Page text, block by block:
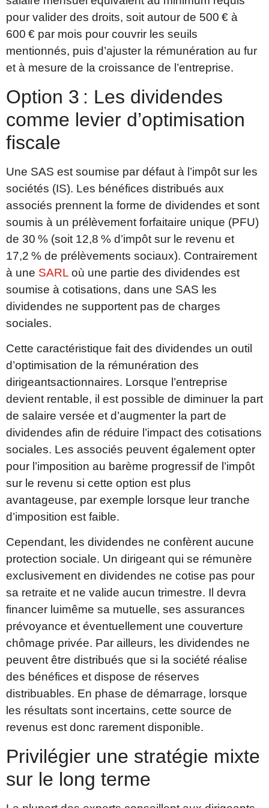
pour valider des droits, soit autour de 500 € à
600 € par mois pour couvrir les seuils
mentionnés, puis d’ajuster la rémunération au fur
et à mesure de la croissance de l’entreprise.
Option 3 : Les dividendes
comme levier d’optimisation
fiscale
Une SAS est soumise par défaut à l’impôt sur les
sociétés (IS). Les bénéfices distribués aux
associés prennent la forme de dividendes et sont
soumis à un prélèvement forfaitaire unique (PFU)
de 30 % (soit 12,8 % d’impôt sur le revenu et
17,2 % de prélèvements sociaux). Contrairement
à une SARL où une partie des dividendes est
soumise à cotisations, dans une SAS les
dividendes ne supportent pas de charges
sociales.
Cette caractéristique fait des dividendes un outil
d’optimisation de la rémunération des
dirigeantsactionnaires. Lorsque l’entreprise
devient rentable, il est possible de diminuer la part
de salaire versée et d’augmenter la part de
dividendes afin de réduire l’impact des cotisations
sociales. Les associés peuvent également opter
pour l’imposition au barème progressif de l’impôt
sur le revenu si cette option est plus
avantageuse, par exemple lorsque leur tranche
d’imposition est faible.
Cependant, les dividendes ne confèrent aucune
protection sociale. Un dirigeant qui se rémunère
exclusivement en dividendes ne cotise pas pour
sa retraite et ne valide aucun trimestre. Il devra
financer luimême sa mutuelle, ses assurances
prévoyance et éventuellement une couverture
chômage privée. Par ailleurs, les dividendes ne
peuvent être distribués que si la société réalise
des bénéfices et dispose de réserves
distribuables. En phase de démarrage, lorsque
les résultats sont incertains, cette source de
revenus est donc rarement disponible.
Privilégier une stratégie mixte
sur le long terme